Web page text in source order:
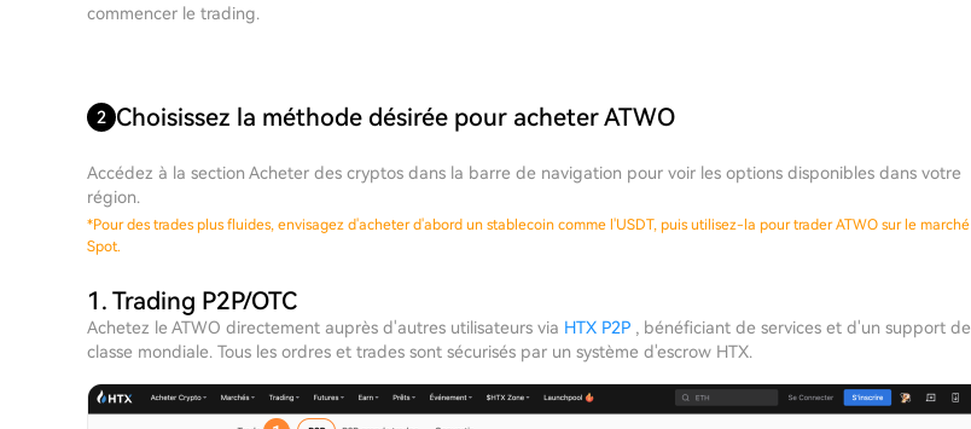
commencer le trading.
2 Choisissez la méthode désirée pour acheter ATWO
Accédez à la section Acheter des cryptos dans la barre de navigation pour voir les options disponibles dans votre
région.
*Pour des trades plus fluides, envisagez d'acheter d'abord un stablecoin comme l'USDT, puis utilisez-la pour trader ATWO sur le marché
Spot.
1. Trading P2P/OTC
Achetez le ATWO directement auprès d'autres utilisateurs via HTX P2P , bénéficiant de services et d'un support de
classe mondiale. Tous les ordres et trades sont sécurisés par un système d'escrow HTX.